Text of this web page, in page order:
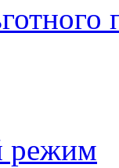
режим